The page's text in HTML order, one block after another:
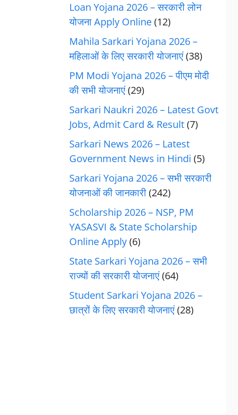
Loan Yojana 2026 – सरकारी लोन
योजना Apply Online(12)
Mahila Sarkari Yojana 2026 –
महिलाओं के लिए सरकारी योजनाएं(38)
PM Modi Yojana 2026 – पीएम मोदी
की सभी योजनाएं(29)
Sarkari Naukri 2026 – Latest Govt
Jobs, Admit Card & Result(7)
Sarkari News 2026 – Latest
Government News in Hindi (5)
Sarkari Yojana 2026 – सभी सरकारी
योजनाओं की जानकारी(242)
Scholarship 2026 – NSP, PM
YASASVI & State Scholarship
Online Apply(6)
State Sarkari Yojana 2026 – सभी
राज्यों की सरकारी योजनाएं(64)
Student Sarkari Yojana 2026 –
छात्रों के लिए सरकारी योजनाएं(28)